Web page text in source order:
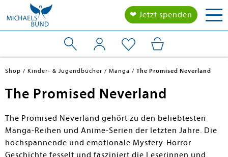
❤ Jetzt spenden
Shop Kinder- & Jugendbücher Manga The Promised Neverland
The Promised Neverland
The Promised Neverland gehört zu den beliebtesten
Manga-Reihen und Anime-Serien der letzten Jahre. Die
hochspannende und emotionale Mystery-Horror
Geschichte fesselt und fasziniert die Leserinnen und